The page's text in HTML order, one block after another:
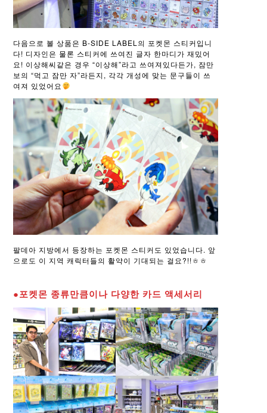
다음으로 볼 상품은 B-SIDE LABEL의 포켓몬 스티커입니
다! 디자인은 물론 스티커에 쓰여진 글자 한마디가 재밌어
요! 이상해씨같은 경우 “이상해”라고 쓰여져있다든가, 잠만
보의 “먹고 잠만 자”라든지, 각각 개성에 맞는 문구들이 쓰
여져 있었어요
팔데아 지방에서 등장하는 포켓몬 스티커도 있었습니다. 앞
으로도 이 지역 캐릭터들의 활약이 기대되는 걸요?!!ㅎㅎ
●포켓몬 종류만큼이나 다양한 카드 액세서리